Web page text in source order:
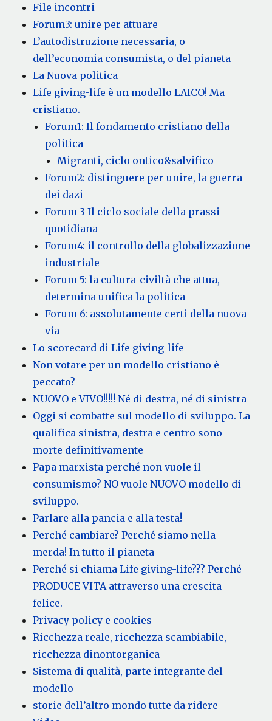
File incontri
Forum3: unire per attuare
L’autodistruzione necessaria, o
dell’economia consumista, o del pianeta
La Nuova politica
Life giving-life è un modello LAICO! Ma
cristiano.
Forum1: Il fondamento cristiano della
politica
Migranti, ciclo ontico&salvifico
Forum2: distinguere per unire, la guerra
dei dazi
Forum 3 Il ciclo sociale della prassi
quotidiana
Forum4: il controllo della globalizzazione
industriale
Forum 5: la cultura-civiltà che attua,
determina unifica la politica
Forum 6: assolutamente certi della nuova
via
Lo scorecard di Life giving-life
Non votare per un modello cristiano è
peccato?
NUOVO e VIVO!!!!! Né di destra, né di sinistra
Oggi si combatte sul modello di sviluppo. La
qualifica sinistra, destra e centro sono
morte definitivamente
Papa marxista perché non vuole il
consumismo? NO vuole NUOVO modello di
sviluppo.
Parlare alla pancia e alla testa!
Perché cambiare? Perché siamo nella
merda! In tutto il pianeta
Perché si chiama Life giving-life??? Perché
PRODUCE VITA attraverso una crescita
felice.
Privacy policy e cookies
Ricchezza reale, ricchezza scambiabile,
ricchezza dinontorganica
Sistema di qualità, parte integrante del
modello
storie dell’altro mondo tutte da ridere